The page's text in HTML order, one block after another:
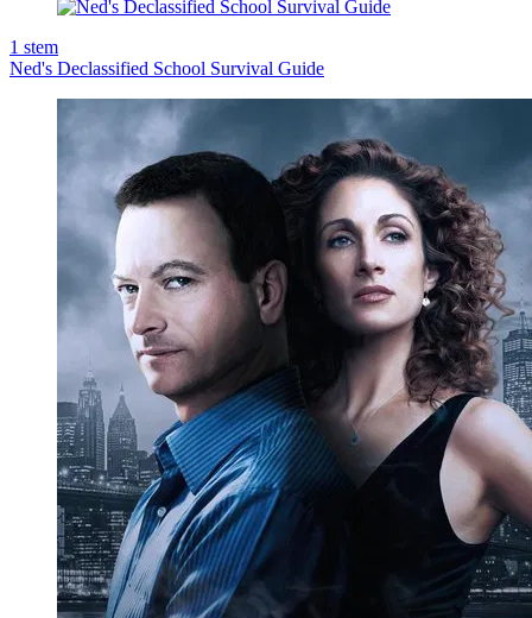
1 stem
Ned's Declassified School Survival Guide